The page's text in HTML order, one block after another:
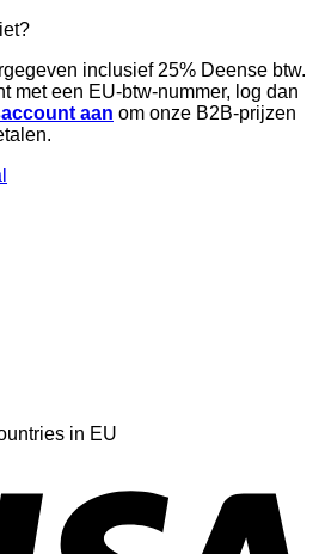
inclusief 25% Deense btw.
met een EU-btw-nummer, log dan
aan om onze B2B-prijzen
in EU